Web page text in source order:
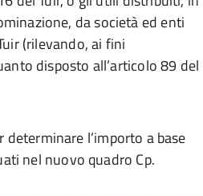
da società ed enti
(rilevando, ai fini
disposto all’articolo 89 del
l’importo a base
nel nuovo quadro Cp.